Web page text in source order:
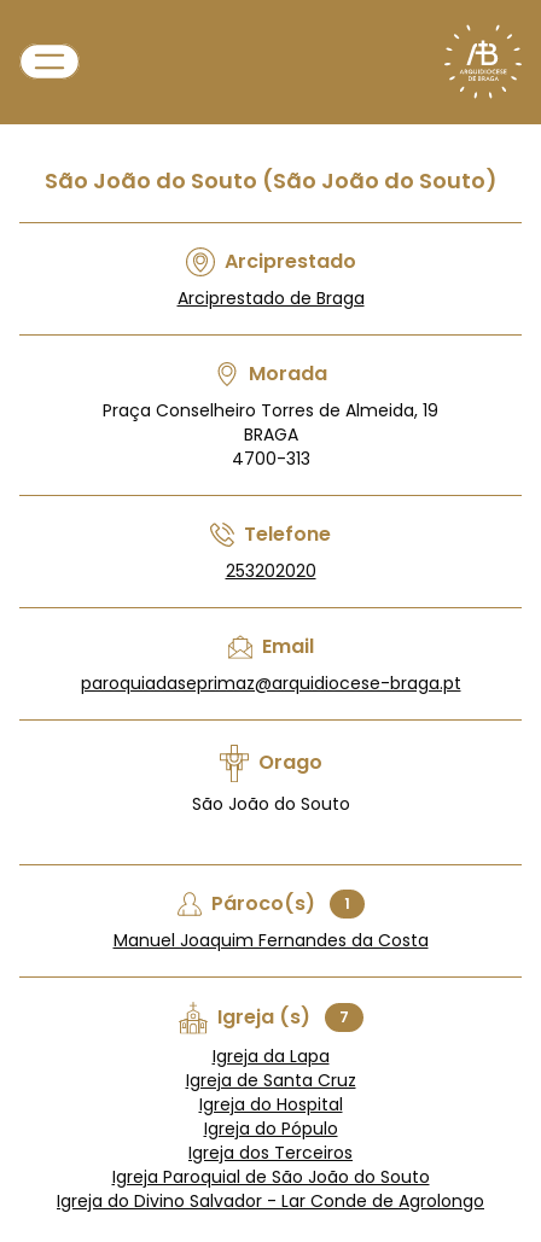
São João do Souto (São João do Souto)
Arciprestado
Arciprestado de Braga
Morada
Praça Conselheiro Torres de Almeida, 19
BRAGA
4700-313
Telefone
253202020
Email
paroquiadaseprimaz@arquidiocese-braga.pt
Orago
São João do Souto
Pároco(s) 1
Manuel Joaquim Fernandes da Costa
Igreja (s) 7
Igreja da Lapa
Igreja de Santa Cruz
Igreja do Hospital
Igreja do Pópulo
Igreja dos Terceiros
Igreja Paroquial de São João do Souto
Igreja do Divino Salvador - Lar Conde de Agrolongo